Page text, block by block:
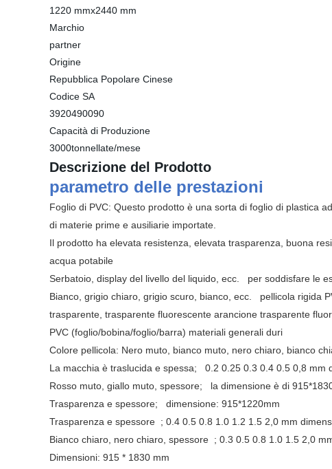
1220 mmx2440 mm
Marchio
partner
Origine
Repubblica Popolare Cinese
Codice SA
3920490090
Capacità di Produzione
3000tonnellate/mese
Descrizione del Prodotto
parametro delle prestazioni
Foglio di PVC: Questo prodotto è una sorta di foglio di plastica
di materie prime e ausiliarie importate.
Il prodotto ha elevata resistenza, elevata trasparenza, buona
acqua potabile
Serbatoio, display del livello del liquido, ecc.
per soddisfare le
Bianco, grigio chiaro, grigio scuro, bianco, ecc.
pellicola rigida
trasparente, trasparente fluorescente arancione trasparente
PVC (foglio/bobina/foglio/barra) materiali generali duri
Colore pellicola: Nero muto, bianco muto, nero chiaro, bianco
La macchia è traslucida e spessa;
0.2 0.25 0.3 0.4 0.5 0,8 mm
Rosso muto, giallo muto, spessore;
la dimensione è di
Trasparenza e spessore;
dimensione: 915*1220mm
Trasparenza e spessore ; 0.4 0.5 0.8 1.0 1.2 1.5 2,0 mm
Bianco chiaro, nero chiaro, spessore ; 0.3 0.5 0.8 1.0 1.5 2,0
Dimensioni: 915 * 1830 mm